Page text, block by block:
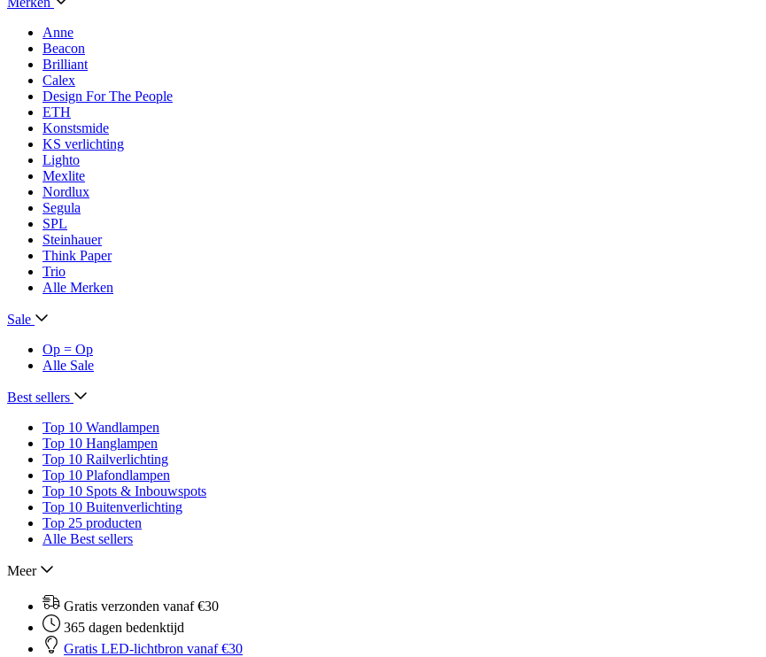
Anne
Beacon
Brilliant
Calex
Design For The People
ETH
Konstsmide
KS verlichting
Lighto
Mexlite
Nordlux
Segula
SPL
Steinhauer
Think Paper
Trio
Alle Merken
Sale
Op = Op
Alle Sale
Best sellers
Top 10 Wandlampen
Top 10 Hanglampen
Top 10 Railverlichting
Top 10 Plafondlampen
Top 10 Spots & Inbouwspots
Top 10 Buitenverlichting
Top 25 producten
Alle Best sellers
Meer
Gratis verzonden vanaf €30
365 dagen bedenktijd
Gratis LED-lichtbron vanaf €30